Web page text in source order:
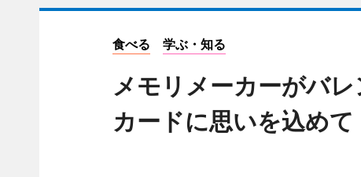
食べる 学ぶ・知る
メモリメーカーがバ
カードに思いを込めて